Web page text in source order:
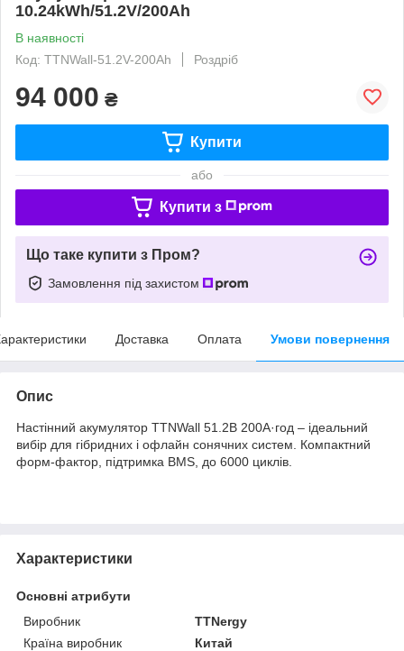
10.24kWh/51.2V/200Ah
В наявності
Код: TTNWall-51.2V-200Ah
Роздріб
94 000 ₴
Купити
або
Купити з
Що таке купити з Пром?
Замовлення під захистом
Доставка Оплата Умови повернення
Опис
Настінний акумулятор TTNWall 51.2В 200А·год – ідеальний
вибір для гібридних і офлайн сонячних систем. Компактний
форм-фактор, підтримка BMS, до 6000 циклів.
Характеристики
Основні атрибути
Виробник
TTNergy
Країна виробник
Китай